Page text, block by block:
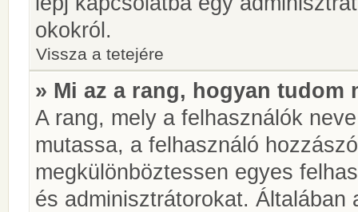
okokról.
Vissza a tetejére
» Mi az a rang, hogyan tudom
A rang, mely a felhasználók
mutassa, a felhasználó
megkülönböztessen egyes
és adminisztrátorokat. Általában